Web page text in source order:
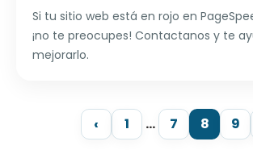
Si tu sitio web está en rojo en
¡no te preocupes! Contactanos y te
mejorarlo.
1 … 7 8 9